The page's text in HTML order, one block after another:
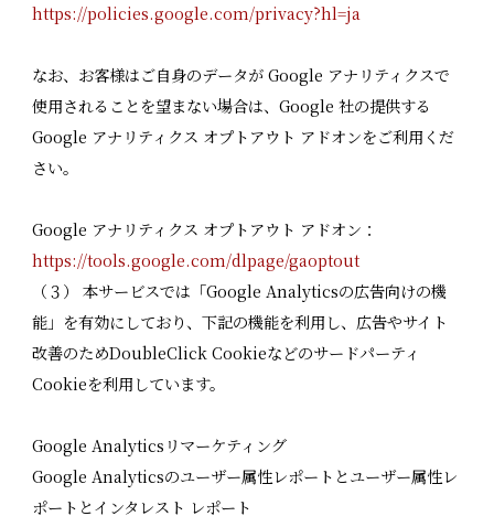
https://policies.google.com/privacy?hl=ja
なお、お客様はご自身のデータが Google アナリティクスで
使用されることを望まない場合は、Google 社の提供する
Google アナリティクス オプトアウト アドオンをご利用くだ
さい。
Google アナリティクス オプトアウト アドオン：
https://tools.google.com/dlpage/gaoptout
（３） 本サービスでは「Google Analyticsの広告向けの機
能」を有効にしており、下記の機能を利用し、広告やサイト
改善のためDoubleClick Cookieなどのサードパーティ
Cookieを利用しています。
Google Analyticsリマーケティング
Google Analyticsのユーザー属性レポートとユーザー属性レ
ポートとインタレスト レポート